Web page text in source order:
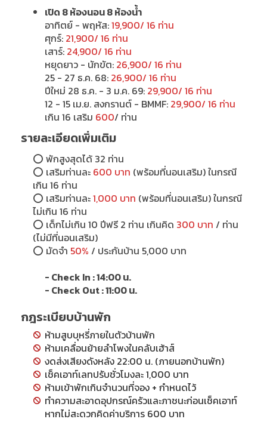
เปิด 8 ห้องนอน 8 ห้องน้ำ
อาทิตย์ - พฤหัส:19,900/ 16 ท่าน
ศุกร์: 21,900/ 16 ท่าน
เสาร์: 24,900/ 16 ท่าน
หยุดยาว - นักขัต: 26,900/ 16 ท่าน
25 - 27 ธ.ค. 68: 26,900/ 16 ท่าน
ปีใหม่ 28 ธ.ค. - 3 ม.ค. 69: 29,900/ 16 ท่าน
12 - 15 เม.ย. สงกรานต์ - BMMF: 29,900/ 16 ท่าน
เกิน 16 เสริม 600/ ท่าน
รายละเอียดเพิ่มเติม
⭕ พักสูงสุดได้ 32 ท่าน
⭕ เสริมท่านละ 600 บาท (พร้อมที่นอนเสริม) ในกรณี
เกิน 16 ท่าน
⭕ เสริมท่านละ1,000 บาท (พร้อมที่นอนเสริม) ในกรณี
ไม่เกิน 16 ท่าน
⭕ เด็กไม่เกิน 10 ปีฟรี 2 ท่าน เกินคิด 300 บาท / ท่าน
(ไม่มีที่นอนเสริม)
⭕ มัดจำ 50% / ประกันบ้าน 5,000 บาท
- Check In : 14:00 น.
- Check Out : 11:00 น.
กฎระเบียบบ้านพัก
ห้ามสูบบุหรี่ภายในตัวบ้านพัก
ห้ามเคลื่อนย้ายลำโพงในคลับเฮ้าส์
งดส่งเสียงดังหลัง 22:00 น. (ภายนอกบ้านพัก)
เช็คเอาท์เลทปรับชั่วโมงละ 1,000 บาท
ห้ามเข้าพักเกินจำนวนที่จอง + กำหนดไว้
ทำความสะอาดอุปกรณ์ครัวและภาชนะก่อนเช็คเอาท์
หากไม่สะดวกคิดค่าบริการ 600 บาท